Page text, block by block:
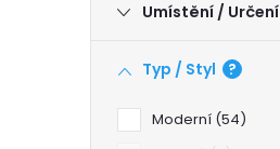
Umístění / Určení
Typ / Styl ?
Moderní 54